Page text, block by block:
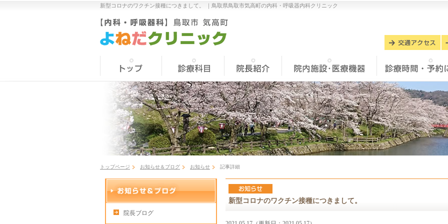
新型コロナのワクチン接種につきまして。 ｜ 鳥取県鳥取市気高町の内科・呼吸器内科クリニック
トップページ お知らせ＆ブログ お知らせ 記事詳細
新型コロナのワクチン接種につきまして。
院長ブログ